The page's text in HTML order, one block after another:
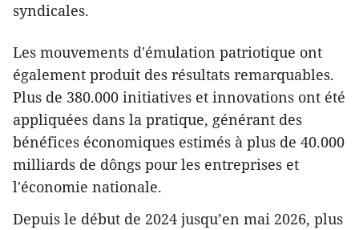
syndicales.
Les mouvements d'émulation patriotique ont
également produit des résultats remarquables.
Plus de 380.000 initiatives et innovations ont été
appliquées dans la pratique, générant des
bénéfices économiques estimés à plus de 40.000
milliards de dôngs pour les entreprises et
l'économie nationale.
Depuis le début de 2024 jusqu’en mai 2026, plus